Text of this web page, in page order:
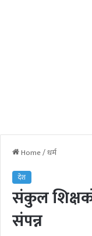
Home/धर्म
देश
संकुल
संपन्न